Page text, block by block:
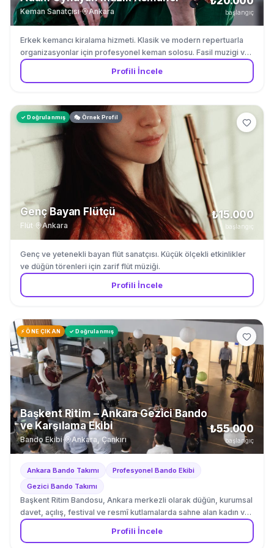
Keman Sanatçısı· Ankara başlangıç
Erkek kemancı kiralama hizmeti. Klasik ve modern repertuarla
organizasyonlar için profesyonel keman solosu. Fasil muzigi ve
Turk muzigi repertuvarinda uzmandir.
Profili İncele
✓ Doğrulanmış 🎭 Örnek Profil
Genç Bayan Flütçü
Flüt· Ankara
₺15.000
başlangıç
Genç ve yetenekli bayan flüt sanatçısı. Küçük ölçekli etkinlikler
ve düğün törenleri için zarif flüt müziği.
Profili İncele
⚡ ÖNE ÇIKAN ✓ Doğrulanmış
Başkent Ritim – Ankara Gezici Bando
ve Karşılama Ekibi
Bando Ekibi· Ankara, Çankırı
₺55.000
başlangıç
Ankara Bando Takımı
Profesyonel Bando Ekibi
Gezici Bando Takımı
Başkent Ritim Bandosu, Ankara merkezli olarak düğün, kurumsal
davet, açılış, festival ve resmî kutlamalarda sahne alan kadın ve
erkek müzisyenlerden oluşan profesyonel bir bando takımıdır.
Topluluk, trompet sanatçısı Kürşat Ekinci ile perküsyon sanatçısı
Profili İncele